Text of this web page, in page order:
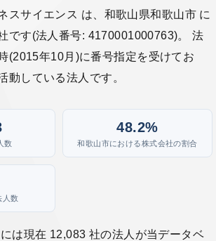
スサイエンス は、和歌山県和歌山市 に
です(法人番号: 4170001000763)。 法
(2015年10月)に番号指定を受けてお
動している法人です。
数
48.2%
和歌山市における株式会社の割合
人数
は現在 12,083 社の法人が当データベ